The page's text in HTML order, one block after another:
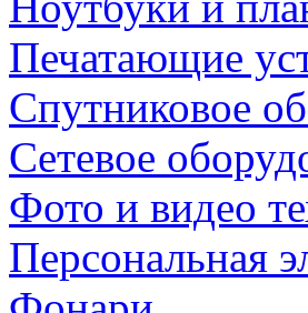
Печатающие
Спутниковое
Сетевое
Фото и видео
Персональная